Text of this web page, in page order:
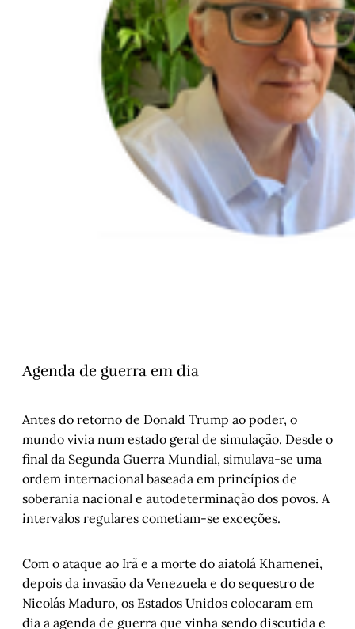
Agenda de guerra em dia
Antes do retorno de Donald Trump ao poder, o
mundo vivia num estado geral de simulação. Desde o
final da Segunda Guerra Mundial, simulava-se uma
ordem internacional baseada em princípios de
soberania nacional e autodeterminação dos povos. A
intervalos regulares cometiam-se exceções.
Com o ataque ao Irã e a morte do aiatolá Khamenei,
depois da invasão da Venezuela e do sequestro de
Nicolás Maduro, os Estados Unidos colocaram em
dia a agenda de guerra que vinha sendo discutida e